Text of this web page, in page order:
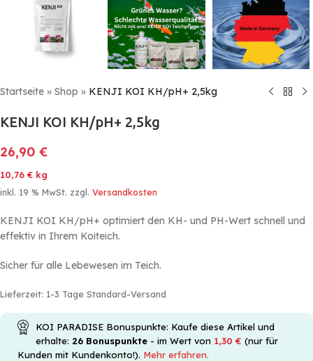
Startseite » Shop » KENJI KOI KH/pH+ 2,5kg
KENJI KOI KH/pH+ 2,5kg
26,90 €
10,76 € kg
inkl. 19 % MwSt. zzgl. Versandkosten
KENJI KOI KH/pH+ optimiert den KH- und PH-Wert schnell und
effektiv in Ihrem Koiteich.
Sicher für alle Lebewesen im Teich.
Lieferzeit: 1-3 Tage Standard-Versand
KOI PARADISE Bonuspunkte: Kaufe diese Artikel und
erhalte: 26 Bonuspunkte - im Wert von 1,30 € (nur für
Kunden mit Kundenkonto!). Mehr erfahren.